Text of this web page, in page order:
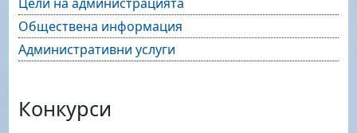
Обществена информация
Административни услуги
Конкурси